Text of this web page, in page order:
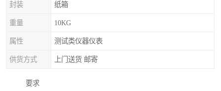
封装 纸箱
重量 10KG
属性 测试类仪器仪表
供货方式 上门送货 邮寄
要求